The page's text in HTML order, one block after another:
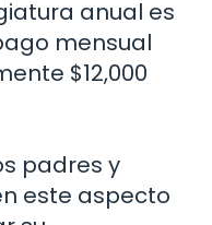
anual es
mensual
$12,000
padres y
este aspecto